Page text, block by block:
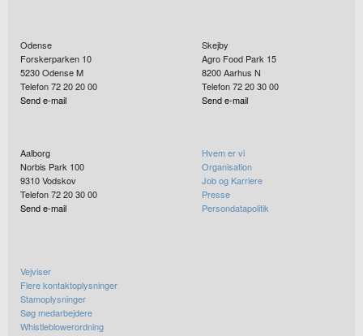
Odense
Forskerparken 10
5230Odense M
Telefon 72 20 20 00
Send e-mail
Skejby
Agro Food Park 15
8200Aarhus N
Telefon 72 20 30 00
Send e-mail
Aalborg
Norbis Park 100
9310Vodskov
Telefon 72 20 30 00
Send e-mail
Hvem er vi
Organisation
Job og Karriere
Presse
Persondatapolitik
Vejviser
Flere kontaktoplysninger
Stamoplysninger
Søg medarbejdere
Whistleblowerordning